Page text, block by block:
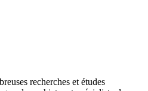
recherches et études